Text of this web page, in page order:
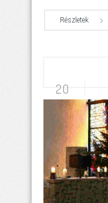
Részletek
20